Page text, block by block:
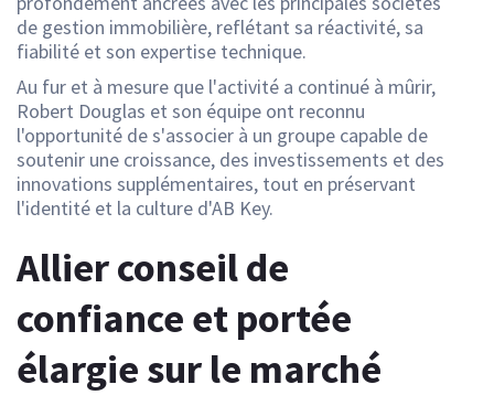
de gestion immobilière, reflétant sa réactivité, sa
fiabilité et son expertise technique.
Au fur et à mesure que l'activité a continué à mûrir,
Robert Douglas et son équipe ont reconnu
l'opportunité de s'associer à un groupe capable de
soutenir une croissance, des investissements et des
innovations supplémentaires, tout en préservant
l'identité et la culture d'AB Key.
Allier conseil de
confiance et portée
élargie sur le marché